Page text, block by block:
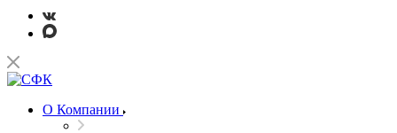
О Компании